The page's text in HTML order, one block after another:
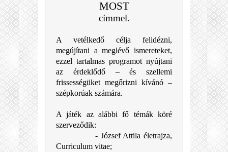
MOST
címmel.
A vetélkedő célja felidézni,
megújítani a meglévő ismereteket,
ezzel tartalmas programot nyújtani
az érdeklődő – és szellemi
frissességüket megőrizni kívánó –
szépkorúak számára.
A játék az alábbi fő témák köré
szerveződik:
- József Attila életrajza,
Curriculum vitae;